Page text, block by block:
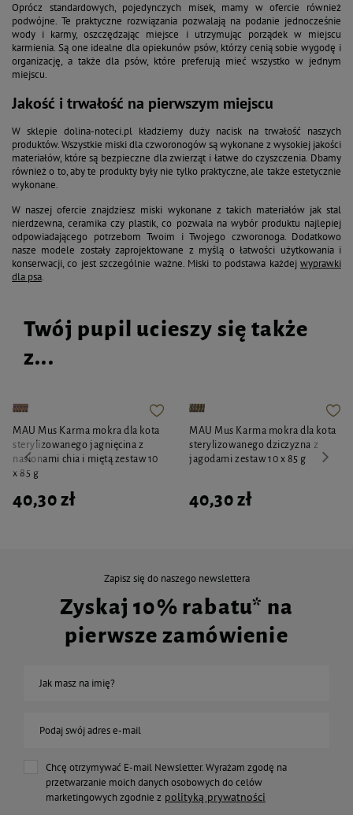
Oprócz standardowych, pojedynczych misek, mamy w ofercie również
podwójne. Te praktyczne rozwiązania pozwalają na podanie jednocześnie
wody i karmy, oszczędzając miejsce i utrzymując porządek w miejscu
karmienia. Są one idealne dla opiekunów psów, którzy cenią sobie wygodę i
organizację, a także dla psów, które preferują mieć wszystko w jednym
miejscu.
Jakość i trwałość na pierwszym miejscu
W sklepie dolina-noteci.pl kładziemy duży nacisk na trwałość naszych
produktów. Wszystkie miski dla czworonogów są wykonane z wysokiej jakości
materiałów, które są bezpieczne dla zwierząt i łatwe do czyszczenia. Dbamy
również o to, aby te produkty były nie tylko praktyczne, ale także estetycznie
wykonane.
W naszej ofercie znajdziesz miski wykonane z takich materiałów jak stal
nierdzewna, ceramika czy plastik, co pozwala na wybór produktu najlepiej
odpowiadającego potrzebom Twoim i Twojego czworonoga. Dodatkowo
nasze modele zostały zaprojektowane z myślą o łatwości użytkowania i
konserwacji, co jest szczególnie ważne. Miski to podstawa każdej wyprawki
dla psa.
Twój pupil ucieszy się także
z...
MAU Mus Karma mokra dla kota
sterylizowanego jagnięcina z
nasionami chia i miętą zestaw 10
x 85 g
40,30 zł
MAU Mus Karma mokra dla kota
sterylizowanego dziczyzna z
jagodami zestaw 10 x 85 g
40,30 zł
Zapisz się do naszego newslettera
Zyskaj 10% rabatu* na
pierwsze zamówienie
Jak masz na imię?
Podaj swój adres e-mail
Chcę otrzymywać E-mail Newsletter. Wyrażam zgodę na
przetwarzanie moich danych osobowych do celów
marketingowych zgodnie z polityką prywatności